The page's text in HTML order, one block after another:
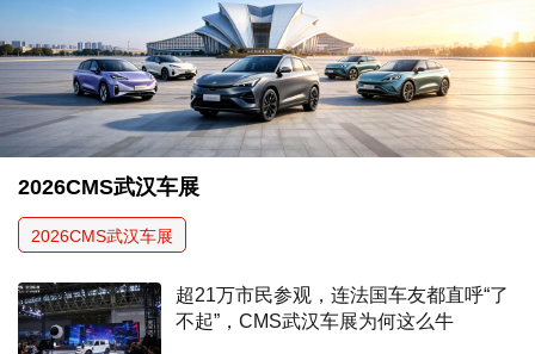
时政
湖北
武汉
环球
极客圈
2026CMS武汉车展
2026CMS武汉车展
超21万市民参观，连法国车友都直呼“了
不起”，CMS武汉车展为何这么牛